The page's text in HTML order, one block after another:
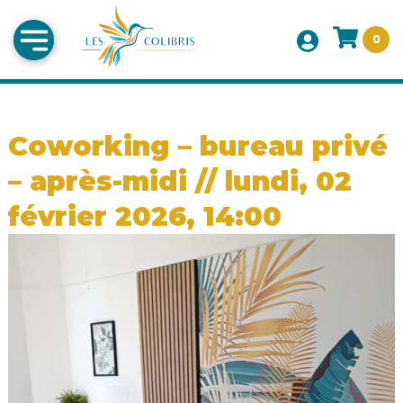
0
Coworking – bureau privé
– après-midi // lundi, 02
février 2026, 14:00